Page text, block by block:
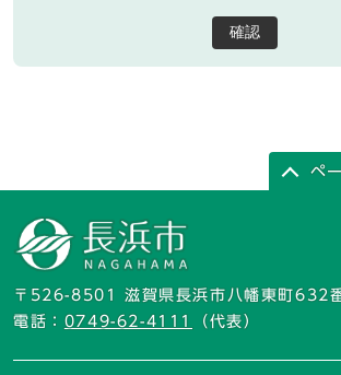
確認
ペ
〒526-8501 滋賀県長浜市八幡東町632
電話： 0749-62-4111 （代表）